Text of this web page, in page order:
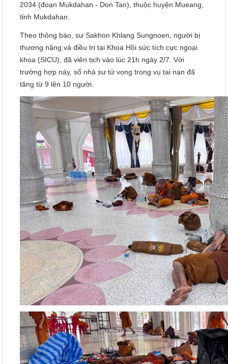
2034 (đoạn Mukdahan - Don Tan), thuộc huyện Mueang,
tỉnh Mukdahan.
Theo thông báo, sư Sakhon Khlang Sungnoen, người bị
thương nặng và điều trị tại Khoa Hồi sức tích cực ngoại
khoa (SICU), đã viên tịch vào lúc 21h ngày 2/7. Với
trường hợp này, số nhà sư tử vong trong vụ tai nạn đã
tăng từ 9 lên 10 người.